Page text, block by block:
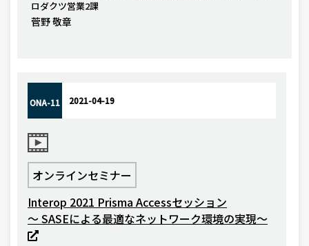
ロダクツ営業2課
菅野 敬章
ONA-11 2021-04-19
オンラインセミナー
Interop 2021 Prisma Accessセッション
～ SASEによる最適なネットワーク環境の実現～